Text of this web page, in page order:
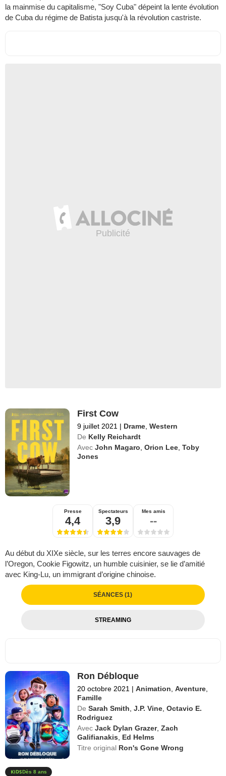
la mainmise du capitalisme, "Soy Cuba" dépeint la lente évolution
de Cuba du régime de Batista jusqu'à la révolution castriste.
First Cow
9 juillet 2021 | Drame ,Western
De Kelly Reichardt
Avec John Magaro ,Orion Lee ,Toby
Jones
Presse
4,4
Spectateurs
3,9
Mes amis
--
Au début du XIXe siècle, sur les terres encore sauvages de
l’Oregon, Cookie Figowitz, un humble cuisinier, se lie d’amitié
avec King-Lu, un immigrant d’origine chinoise.
SÉANCES (1)
STREAMING
Ron Débloque
20 octobre 2021 | Animation ,Aventure
Famille
De Sarah Smith ,J.P. Vine ,Octavio E.
Rodriguez
Avec Jack Dylan Grazer,Zach
Galifianakis
Ed Helms
Titre original Ron's Gone Wrong
Dès 8 ans